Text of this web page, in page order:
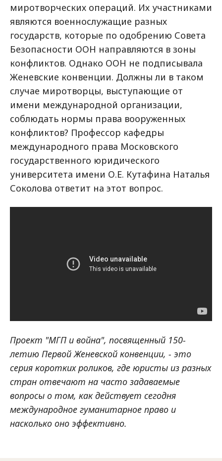
миротворческих операций. Их участниками
являются военнослужащие разных
государств, которые по одобрению Совета
Безопасности ООН направляются в зоны
конфликтов. Однако ООН не подписывала
Женевские конвенции. Должны ли в таком
случае миротворцы, выступающие от
имени международной организации,
соблюдать нормы права вооруженных
конфликтов? Профессор кафедры
международного права Московского
государственного юридического
университета имени О.Е. Кутафина Наталья
Соколова ответит на этот вопрос.
Проект "МГП и война", посвященный 150-
летию Первой Женевской конвенции, - это
серия коротких роликов, где юристы из разных
стран отвечают на часто задаваемые
вопросы о том, как действует сегодня
международное гуманитарное право и
насколько оно эффективно.